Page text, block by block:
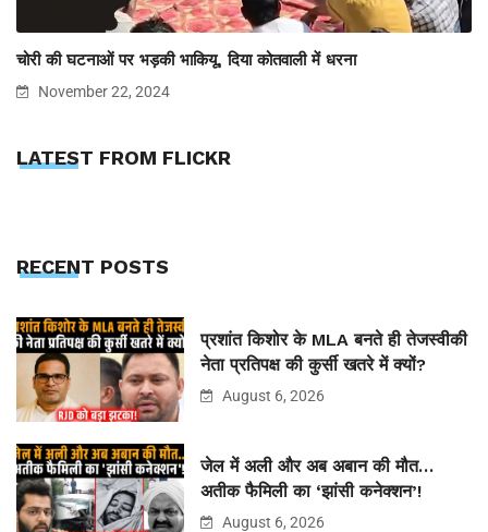
चोरी की घटनाओं पर भड़की भाकियू, दिया कोतवाली में धरना
November 22, 2024
LATEST FROM FLICKR
RECENT POSTS
प्रशांत किशोर के MLA बनते ही तेजस्वीकी
नेता प्रतिपक्ष की कुर्सी खतरे में क्यों?
August 6, 2026
जेल में अली और अब अबान की मौत…
अतीक फैमिली का ‘झांसी कनेक्शन’!
August 6, 2026